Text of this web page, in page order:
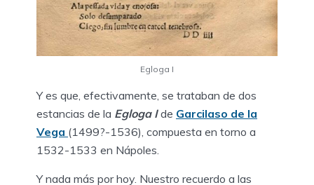
Egloga I
Y es que, efectivamente, se trataban de dos
estancias de la Egloga Ide Garcilaso de la
Vega (1499?-1536), compuesta en torno a
1532-1533 en Nápoles.
Y nada más por hoy. Nuestro recuerdo a las